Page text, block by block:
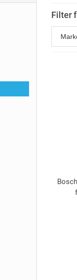
Filter